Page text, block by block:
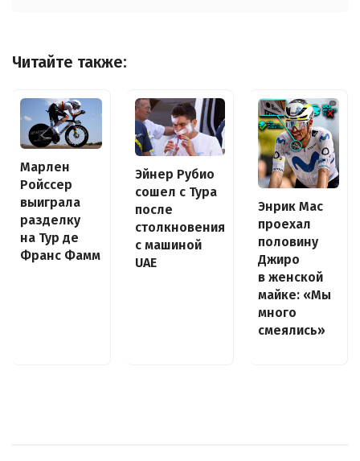
Читайте также:
Марлен
Ройссер
выиграла
разделку
на Тур де
Франс Фамм
Эйнер Рубио
сошел с Тура
после
столкновения
с машиной
UAE
Энрик Мас
проехал
половину
Джиро
в женской
майке: «Мы
много
смеялись»